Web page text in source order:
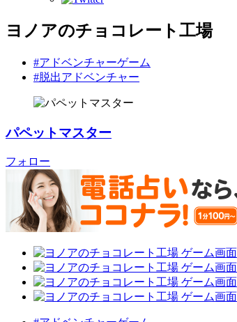
ヨノアのチョコレート工場
#アドベンチャーゲーム
#脱出アドベンチャー
パペットマスター
フォロー